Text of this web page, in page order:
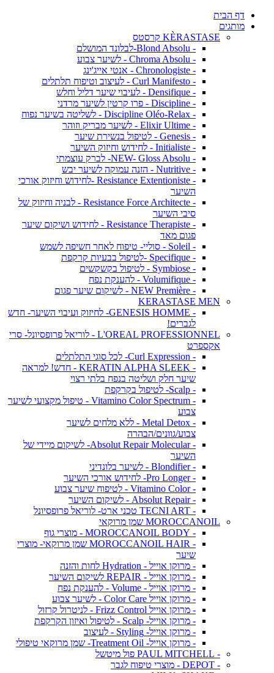
דף הבית
מותגים
KÈRASTASE קרסטס
- Blond Absolu-לבלונד המושלם
- Chroma Absolu - לשיער צבוע
- Chronologiste - אנטי אייג'ינג
- Curl Manifesto - לעיצוב וטיפוח תלתלים
- Densifique - לעיבוי שיער דליל וחלש
- Discipline - פרו קרטין לשיער מרדני
- Discipline Oléo-Relax - לשליטה בשיער נפוח
- Elixir Ultime - לשיער מבריק וזוהר
- Genesis - לטיפול בנשירת שיער
- Initialiste - לחידוש וחיזוק השיער
- NEW- Gloss Absolu- לברק עוצמתי
- Nutritive - הזנה עמוקה לשיער יבש
- Resistance Extentioniste -לחידוש וחיזוק אורכי
השיער
- Resistance Force Architecte - לבניה וחיזוק של
סיבי השיער
- Resistance Therapiste - לחידוש ושיקום שיער
פגום מאד
- Soleil - סוליי- טיפוח לאחר חשיפה לשמש
- Specifique -לטיפול בבעיות קרקפת
- Symbiose - לטיפול בקשקשים
- Volumifique - להענקת נפח
- NEW Première - לשיקום שיער פגום
KERASTASE MEN
- GENESIS HOMME- לחיזוק ועיבוי השיער- חדש
לגברים!
L'OREAL PROFESSIONNEL - לוריאל פרופסיונל- סרי
אקספרט
- Curl Expression- לכל סוגי התלתלים
- KERATIN ALPHA SLEEK - חדש! למראה
שיער חלק ושליטה בנפח בלתי רצוי
- Scalp- לטיפול בקרקפת
- Vitamino Color Spectrum - טיפול מקצועי לשיער
צבוע
- Metal Detox - ללא מלחים לשיער
צבוע/גוונים/הבהרה
- Absolut Repair Molecular- לשיקום מיידי של
השיער
- Blondifier - לשיער בלונדיני
- Pro Longer- לחידוש אורכי השיער
- Vitamino Color - לטיפוח שיער צבוע
- Absolut Repair - לשיקום השיער
- TECNI ART טכני ארט- לוריאל פרופסיונל
MOROCCANOIL שמן מרוקאי
- MOROCCANOIL BODY - מוצרי גוף
- MOROCCANOIL HAIR שמן מרוקאי- מוצרי
שיער
- מרוקן אוייל - Hydration לחות והזנה
- מרוקן אוייל - REPAIR לשיקום השיער
- מרוקן אוייל - Volume - להענקת נפח
- מרוקן אוייל Color Care - לשיער צבוע
- מרוקן אוייל Frizz Control - לניטרול קרזול
- מרוקן אוייל- Scalp - לטיפול ואיזון הקרקפת
- מרוקן אוייל- Styling - לעיצוב
- מרוקן אוייל- Treatment Oil- שמן מרוקאי טיפולי
- PAUL MITCHELL פול מיטשל
- DEPOT - מוצרי טיפוח לגבר